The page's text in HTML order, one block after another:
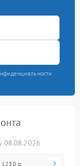
08.08.2026
1230 р